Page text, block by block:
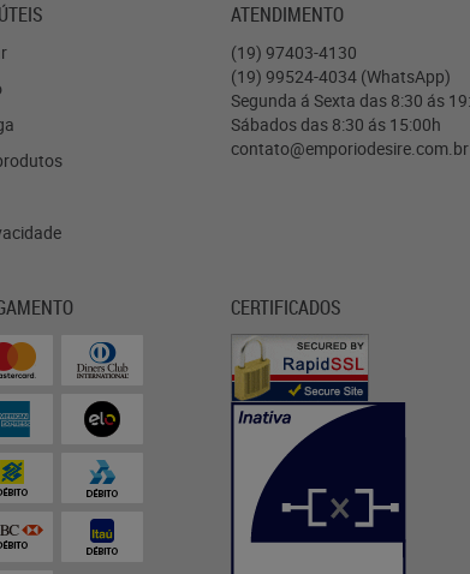
ATENDIMENTO
(19) 97403-4130
(19) 99524-4034 (WhatsApp)
Segunda á Sexta das 8:30 ás
Sábados das 8:30 ás 15:00h
contato@emporiodesire.com.br
CERTIFICADOS